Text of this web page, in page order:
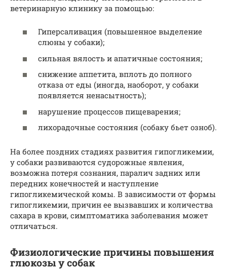
ветеринарную клинику за помощью:
Гиперсаливация (повышенное выделение
слюны у собаки);
сильная вялость и апатичные состояния;
снижение аппетита, вплоть до полного
отказа от еды (иногда, наоборот, у собаки
появляется ненасытность);
нарушение процессов пищеварения;
лихорадочные состояния (собаку бьет озноб).
На более поздних стадиях развития гипогликемии,
у собаки развиваются судорожные явления,
возможна потеря сознания, паралич задних или
передних конечностей и наступление
гипогликемической комы. В зависимости от формы
гипогликемии, причин ее вызвавших и количества
сахара в крови, симптоматика заболевания может
отличаться.
Физиологические причины повышения
глюкозы у собак